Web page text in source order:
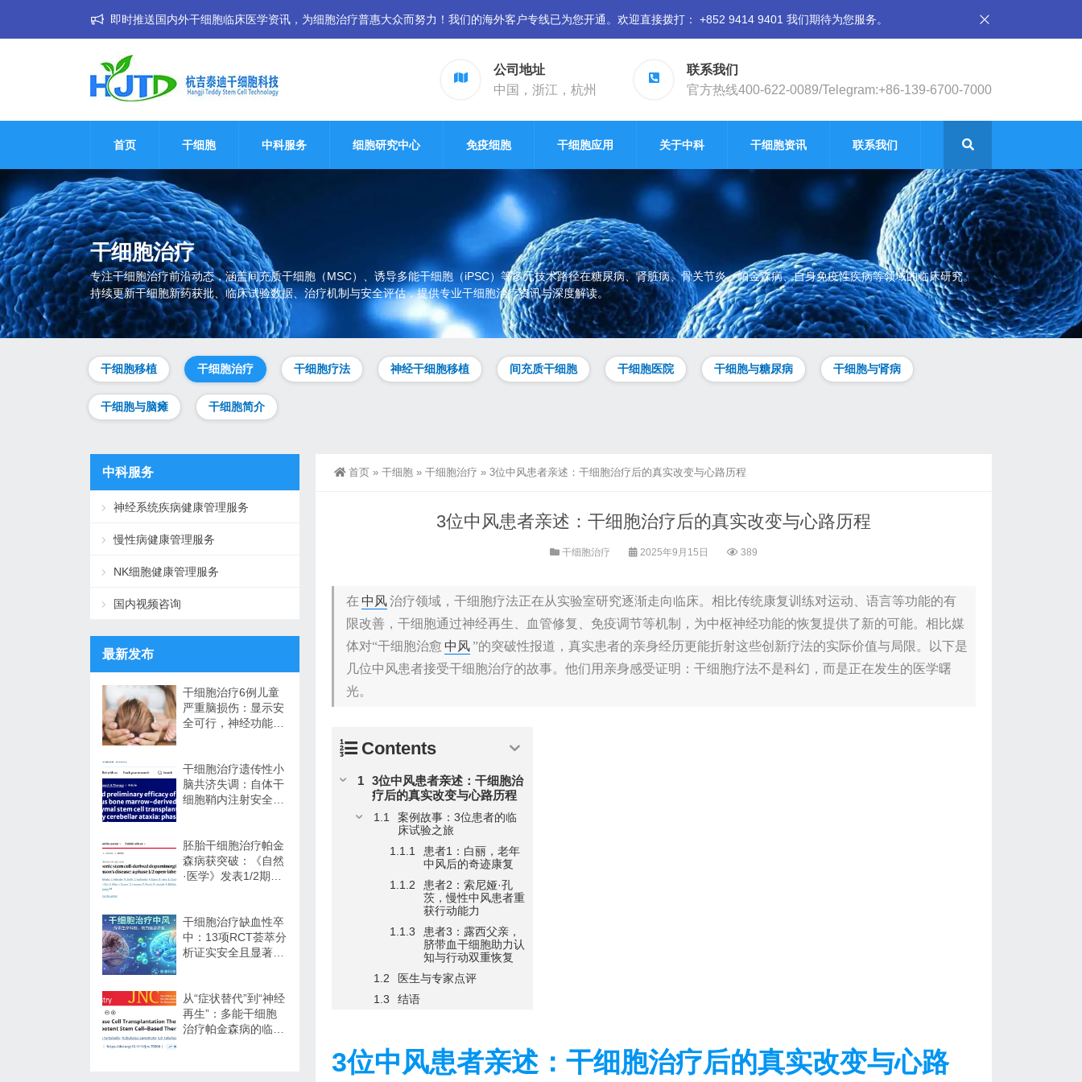
即时推送国内外干细胞临床医学资讯，为细胞治疗普惠大众而努力！我们的海外客户专线已为您开通。欢迎直接拨打： +852 9414 9401 我们期待为您服务。
公司地址
中国，浙江，杭州
联系我们
官方热线400-622-0089/Telegram:+86-139-6700-7000
首页 干细胞 中科服务 细胞研究中心 免疫细胞 干细胞应用 关于中科 干细胞资讯 联系我们
干细胞治疗
专注干细胞治疗前沿动态，涵盖间充质干细胞（MSC）、诱导多能干细胞（iPSC）等多元技术路径在糖尿病、肾脏病、骨关节炎、帕金森病、自身免疫性疾病等领域的临床研究。
持续更新干细胞新药获批、临床试验数据、治疗机制与安全评估，提供专业干细胞治疗资讯与深度解读。
干细胞移植 干细胞治疗 干细胞疗法 神经干细胞移植 间充质干细胞 干细胞医院 干细胞与糖尿病 干细胞与肾病
干细胞与脑瘫 干细胞简介
首页 » 干细胞 » 干细胞治疗 » 3位中风患者亲述：干细胞治疗后的真实改变与心路历程
3位中风患者亲述：干细胞治疗后的真实改变与心路历程
干细胞治疗 2025年9月15日 389
在 中风治疗领域，干细胞疗法正在从实验室研究逐渐走向临床。相比传统康复训练对运动、语言等功能的有
限改善，干细胞通过神经再生、血管修复、免疫调节等机制，为中枢神经功能的恢复提供了新的可能。相比媒
体对“干细胞治愈 中风”的突破性报道，真实患者的亲身经历更能折射这些创新疗法的实际价值与局限。以下是
几位中风患者接受干细胞治疗的故事。他们用亲身感受证明：干细胞疗法不是科幻，而是正在发生的医学曙
光。
Contents
3位中风患者亲述：干细胞治
疗后的真实改变与心路历程
案例故事：3位患者的临
床试验之旅
患者1：白丽，老年
中风后的奇迹康复
患者2：索尼娅·孔
茨，慢性中风患者重
获行动能力
患者3：露西父亲，
脐带血干细胞助力认
知与行动双重恢复
医生与专家点评
结语
3位中风患者亲述：干细胞治疗后的真实改变与心路
中科服务
神经系统疾病健康管理服务
慢性病健康管理服务
NK细胞健康管理服务
国内视频咨询
最新发布
干细胞治疗6例儿童
严重脑损伤：显示安
全可行，神经功能改
干细胞治疗遗传性小
脑共济失调：自体干
细胞鞘内注射安全性
胚胎干细胞治疗帕金
森病获突破：《自然
·医学》发表1/2期临
干细胞治疗缺血性卒
中：13项RCT荟萃分
析证实安全且显著改
从“症状替代”到“神经
再生”：多能干细胞
治疗帕金森病的临床